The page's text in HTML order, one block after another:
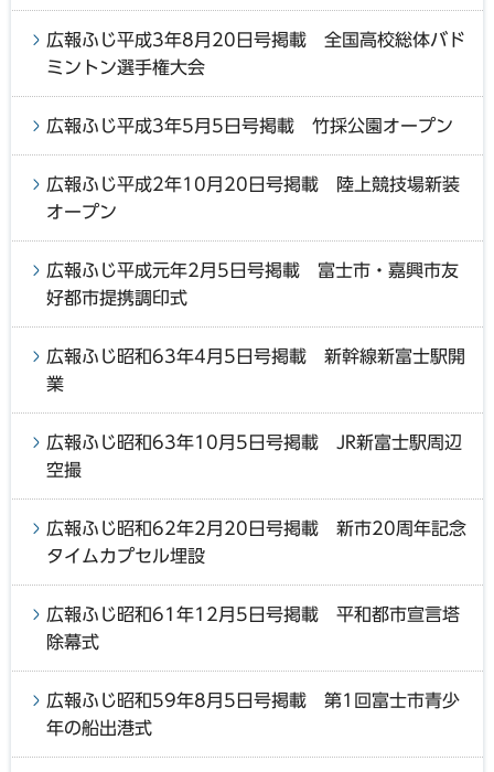
広報ふじ平成3年8月20日号掲載 全国高校総体バド
ミントン選手権大会
広報ふじ平成3年5月5日号掲載 竹採公園オープン
広報ふじ平成2年10月20日号掲載 陸上競技場新装
オープン
広報ふじ平成元年2月5日号掲載 富士市・嘉興市友
好都市提携調印式
広報ふじ昭和63年4月5日号掲載 新幹線新富士駅開
業
広報ふじ昭和63年10月5日号掲載 JR新富士駅周辺
空撮
広報ふじ昭和62年2月20日号掲載 新市20周年記念
タイムカプセル埋設
広報ふじ昭和61年12月5日号掲載 平和都市宣言塔
除幕式
広報ふじ昭和59年8月5日号掲載 第1回富士市青少
年の船出港式